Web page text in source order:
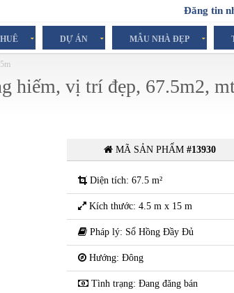
Đăng tin
DỰ ÁN MẪU NHÀ ĐẸP
hiếm, vị trí đẹp, 67.5m2,
MÃ SẢN PHẨM#13930
Diện tích: 67.5 m²
Kích thước: 4.5 m x 15 m
Pháp lý: Sổ Hồng Đầy Đủ
Hướng: Đông
Tình trạng: Đang đăng bán